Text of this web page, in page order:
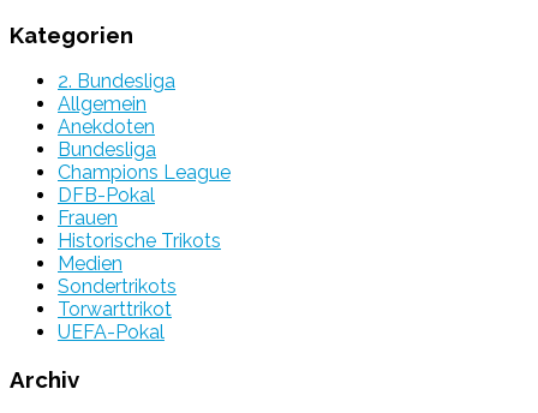
Kategorien
2. Bundesliga
Allgemein
Anekdoten
Bundesliga
Champions League
DFB-Pokal
Frauen
Historische Trikots
Medien
Sondertrikots
Torwarttrikot
UEFA-Pokal
Archiv